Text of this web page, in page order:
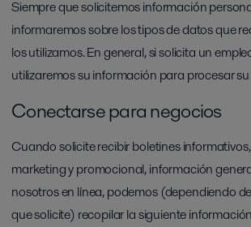
Siempre que solicitemos información
informaremos sobre los tipos de datos que
los utilizamos. En general, si solicita un
utilizaremos su información para procesar
Conectarse para negocios
Cuando solicite recibir boletines
marketing y promocional, información
nosotros en línea, podemos (dependiendo
que solicite) recopilar la siguiente